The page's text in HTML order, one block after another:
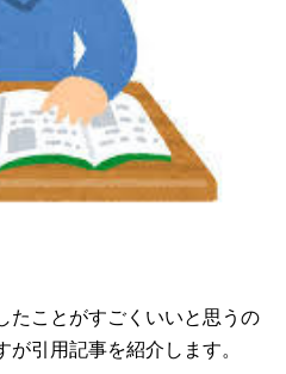
たことがすごくいいと思うの
引用記事を紹介します。